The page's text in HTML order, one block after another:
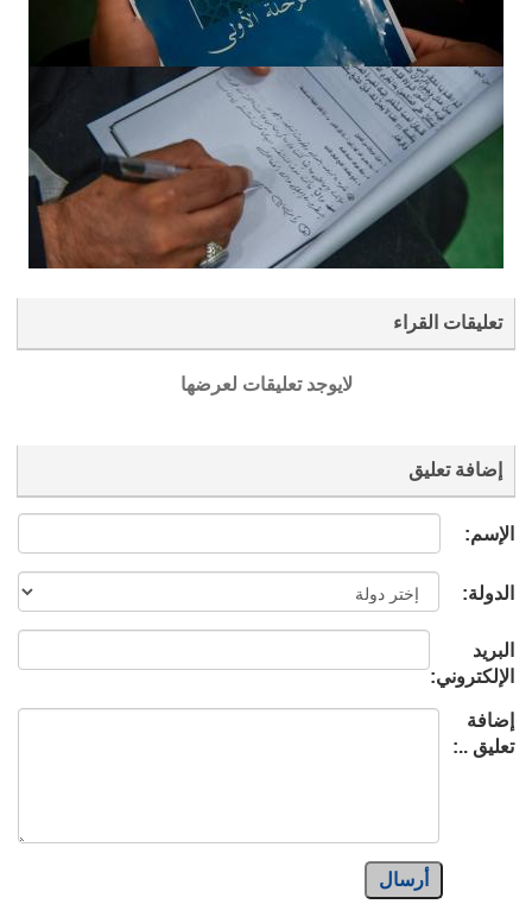
تعليقات القراء
لايوجد تعليقات لعرضها
إضافة تعليق
الإسم:
الدولة:
البريد
الإلكتروني:
إضافة
تعليق ..:
أرسال